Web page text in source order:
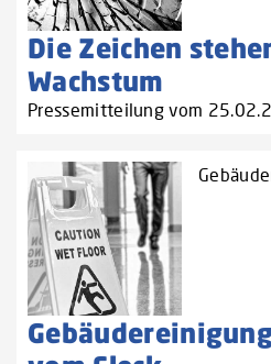
Die Zeichen
Wachstum
Pressemitteilung vom